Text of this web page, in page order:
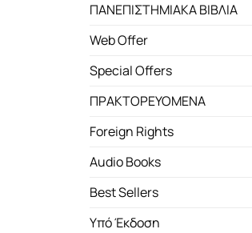
ΠΑΝΕΠΙΣΤΗΜΙΑΚΑ ΒΙΒΛΙΑ
Web Offer
Special Offers
ΠΡΑΚΤΟΡΕΥΟΜΕΝΑ
Foreign Rights
Audio Books
Best Sellers
Υπό Έκδοση